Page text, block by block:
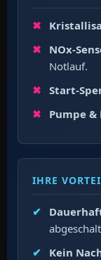
NOx-
Notlauf.
Start-
Pumpe &
IHRE
Kein